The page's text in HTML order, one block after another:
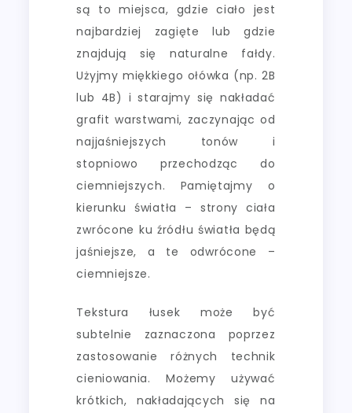
są to miejsca, gdzie ciało jest
najbardziej zagięte lub gdzie
znajdują się naturalne fałdy.
Użyjmy miękkiego ołówka (np. 2B
lub 4B) i starajmy się nakładać
grafit warstwami, zaczynając od
najjaśniejszych tonów i
stopniowo przechodząc do
ciemniejszych. Pamiętajmy o
kierunku światła – strony ciała
zwrócone ku źródłu światła będą
jaśniejsze, a te odwrócone –
ciemniejsze.
Tekstura łusek może być
subtelnie zaznaczona poprzez
zastosowanie różnych technik
cieniowania. Możemy używać
krótkich, nakładających się na